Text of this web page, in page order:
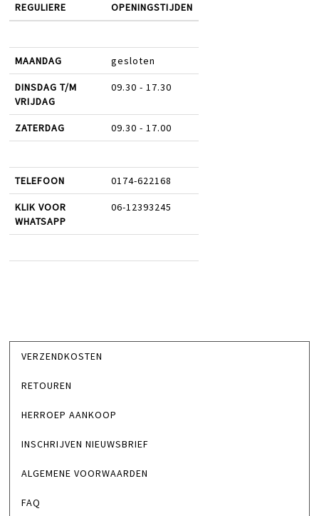
REGULIERE OPENINGSTIJDEN
MAANDAG gesloten
DINSDAG T/M
VRIJDAG
09.30 - 17.30
ZATERDAG 09.30 - 17.00
TELEFOON 0174-622168
KLIK VOOR
WHATSAPP
06-12393245
VERZENDKOSTEN
RETOUREN
HERROEP AANKOOP
INSCHRIJVEN NIEUWSBRIEF
ALGEMENE VOORWAARDEN
FAQ